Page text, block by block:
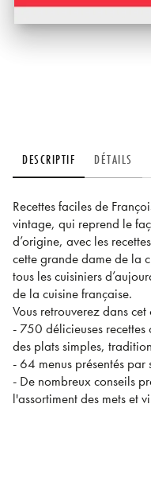
DESCRIPTIF DÉTAILS
Recettes faciles de
vintage, qui reprend le
d’origine, avec les
cette grande dame de la
tous les cuisiniers
de la cuisine française.
Vous retrouverez dans
- 750 délicieuses
des plats simples,
- 64 menus présentés par
- De nombreux conseils
l'assortiment des mets et